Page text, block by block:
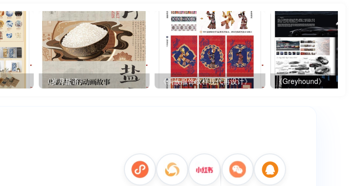
《岁月盐语》 《侗族服饰纹样现代再设计》 《Greyhound》